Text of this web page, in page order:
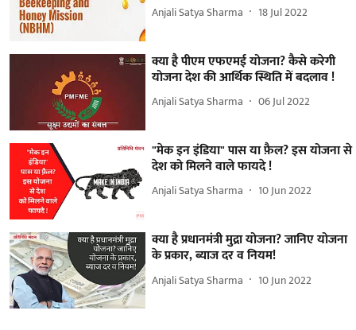
Anjali Satya Sharma 18 Jul 2022
क्या है पीएम एफएमई योजना? कैसे करेगी
योजना देश की आर्थिक स्थिति में बदलाव !
Anjali Satya Sharma 06 Jul 2022
"मेक इन इंडिया" पास या फ़ैल? इस योजना से
देश को मिलने वाले फायदे !
Anjali Satya Sharma 10 Jun 2022
क्या है प्रधानमंत्री मुद्रा योजना? जानिए योजना
के प्रकार, ब्याज दर व नियम!
Anjali Satya Sharma 10 Jun 2022